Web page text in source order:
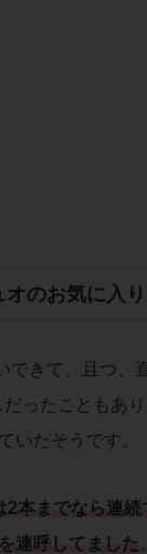
オのお気に入
できて、且つ、
ったこともあ
いたそうです。
本までなら連続
連呼してました